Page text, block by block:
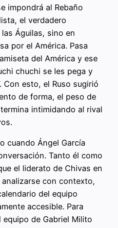
impondrá al Rebaño
el verdadero
Águilas, sino en
por el América. Pasa
del América y ese
chuchi se les pega y
Con esto, el Ruso sugirió
de forma, el peso de
intimidando al rival
cuando Ángel García
Tanto él como
el liderato de Chivas en
con contexto,
del equipo
accesible. Para
de Gabriel Milito